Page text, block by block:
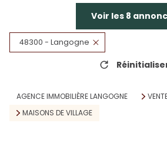
Voir les 8
48300 - Langogne
AGENCE IMMOBILIÈRE LANGOGNE
MAISONS DE VILLAGE